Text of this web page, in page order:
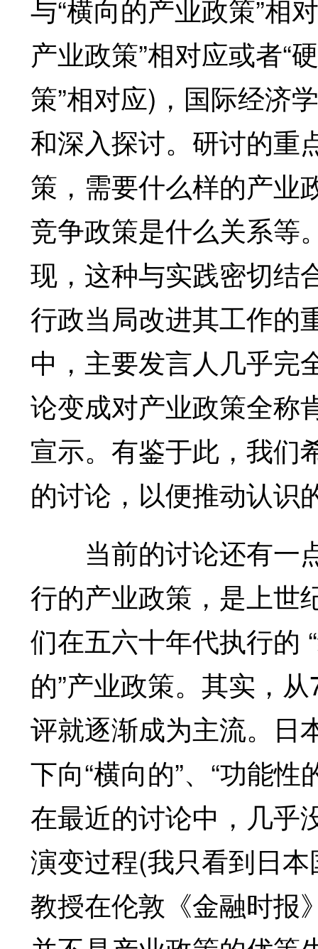
与“横向的产业政策”相
产业政策”相对应或者“
策”相对应)，国际经济
和深入探讨。研讨的重
策，需要什么样的产业
竞争政策是什么关系等
现，这种与实践密切结
行政当局改进其工作的
中，主要发言人几乎完
论变成对产业政策全称
宣示。有鉴于此，我们
的讨论，以便推动认识
当前的讨论还有一
行的产业政策，是上世
们在五六十年代执行的
的”产业政策。其实，
评就逐渐成为主流。日
下向“横向的”、“功能
在最近的讨论中，几乎
演变过程(我只看到日
教授在伦敦《金融时报